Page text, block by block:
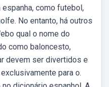
como futebol,
No entanto, há outros
qual o nome do
como baloncesto,
devem ser divertidos e
para o.